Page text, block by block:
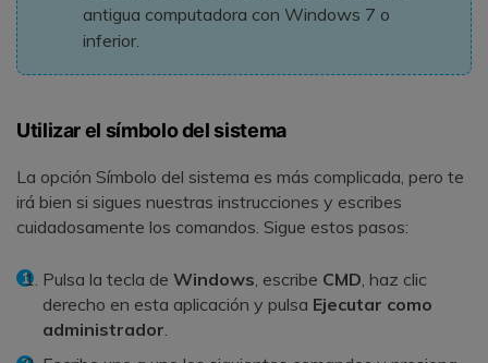
antigua computadora con Windows 7 o
inferior.
Utilizar el símbolo del sistema
La opción Símbolo del sistema es más complicada, pero te
irá bien si sigues nuestras instrucciones y escribes
cuidadosamente los comandos. Sigue estos pasos:
Pulsa la tecla de Windows, escribe CMD, haz clic
derecho en esta aplicación y pulsa Ejecutar como
administrador.